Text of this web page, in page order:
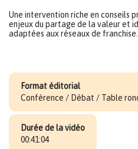
Une intervention riche en conseils
enjeux du partage de la valeur et
adaptées aux réseaux de franchise.
Format éditorial
Conférence / Débat / Table
Durée de la vidéo
00:41:04